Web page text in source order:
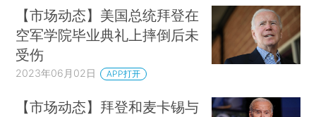
【市场动态】美国总统拜登在
空军学院毕业典礼上摔倒后未
受伤
2023年06月02日 APP打开
【市场动态】拜登和麦卡锡与